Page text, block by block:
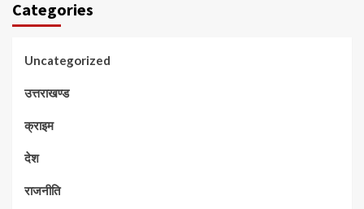
Categories
Uncategorized
उत्तराखण्ड
क्राइम
देश
राजनीति